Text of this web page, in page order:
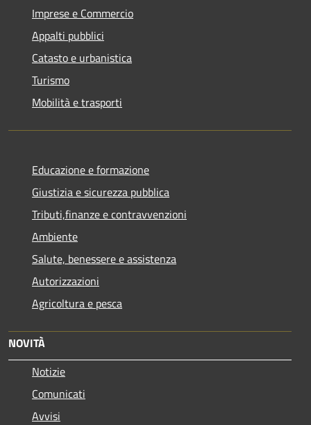
Imprese e Commercio
Appalti pubblici
Catasto e urbanistica
Turismo
Mobilità e trasporti
Educazione e formazione
Giustizia e sicurezza pubblica
Tributi,finanze e contravvenzioni
Ambiente
Salute, benessere e assistenza
Autorizzazioni
Agricoltura e pesca
NOVITÀ
Notizie
Comunicati
Avvisi